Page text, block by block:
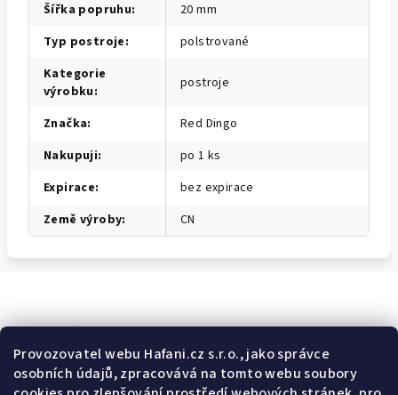
Provozovatel webu Hafani.cz s.r.o., jako správce
osobních údajů, zpracovává na tomto webu soubory
Šířka popruhu:
20 mm
Typ postroje:
polstrované
Kategorie
výrobku: postroje
Značka:
Red Dingo
Nakupuji:
po 1 ks
Expirace:
bez expirace
Země výroby: CN
Odebírat newsletter
E-mail